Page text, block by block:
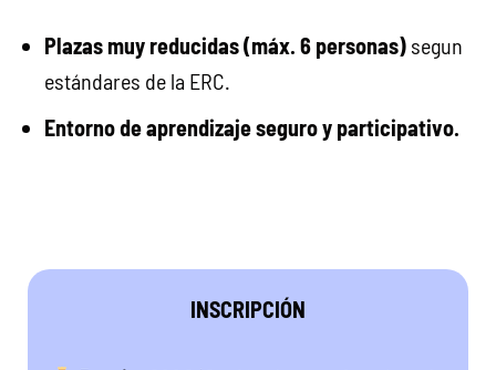
Plazas muy reducidas (máx. 6 personas) segun
estándares de la ERC.
Entorno de aprendizaje seguro y participativo.
INSCRIPCIÓN